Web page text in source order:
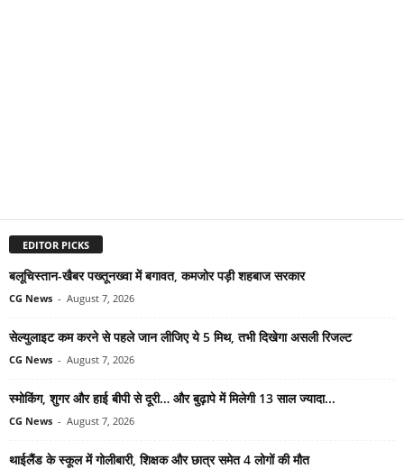
EDITOR PICKS
बलूचिस्तान-खैबर पख्तूनख्वा में बगावत, कमजोर पड़ी शहबाज सरकार
CG News - August 7, 2026
सेल्युलाइट कम करने से पहले जान लीजिए ये 5 मिथ, तभी दिखेगा असली रिजल्ट
CG News - August 7, 2026
स्मोकिंग, शुगर और हाई बीपी से दूरी… और बुढ़ापे में मिलेगी 13 साल ज्यादा...
CG News - August 7, 2026
थाईलैंड के स्कूल में गोलीबारी, शिक्षक और छात्र समेत 4 लोगों की मौत